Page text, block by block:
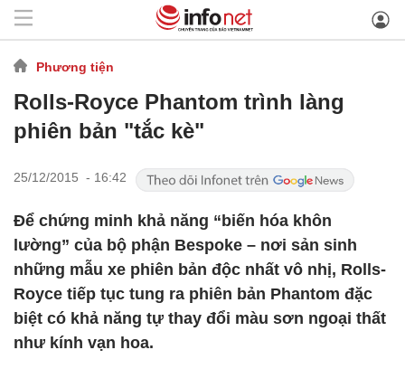
Phương tiện
Rolls-Royce Phantom trình làng
phiên bản "tắc kè"
25/12/2015 - 16:42
Để chứng minh khả năng “biến hóa khôn
lường” của bộ phận Bespoke – nơi sản sinh
những mẫu xe phiên bản độc nhất vô nhị, Rolls-
Royce tiếp tục tung ra phiên bản Phantom đặc
biệt có khả năng tự thay đổi màu sơn ngoại thất
như kính vạn hoa.